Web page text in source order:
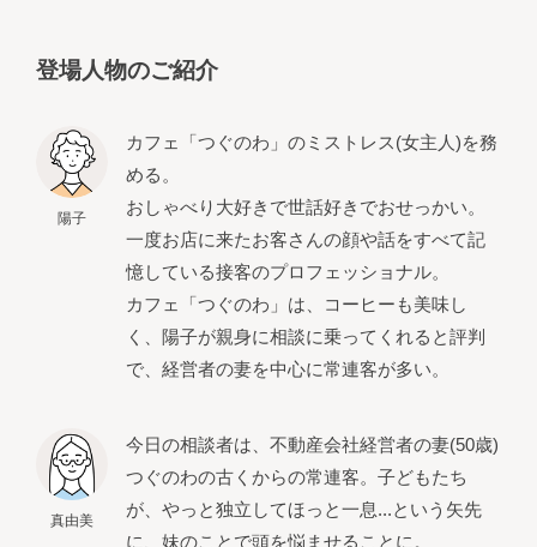
登場人物のご紹介
陽子
カフェ「つぐのわ」のミストレス(女主人)を務
める。
おしゃべり大好きで世話好きでおせっかい。
一度お店に来たお客さんの顔や話をすべて記
憶している接客のプロフェッショナル。
カフェ「つぐのわ」は、コーヒーも美味し
く、陽子が親身に相談に乗ってくれると評判
で、経営者の妻を中心に常連客が多い。
真由美
今日の相談者は、不動産会社経営者の妻(50歳)
つぐのわの古くからの常連客。子どもたち
が、やっと独立してほっと一息...という矢先
に、妹のことで頭を悩ませることに。